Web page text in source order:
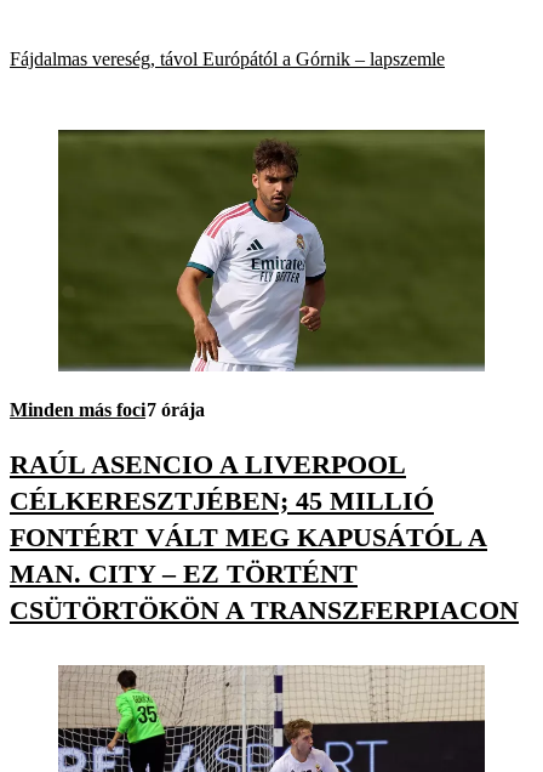
Fájdalmas vereség, távol Európától a Górnik – lapszemle
Minden más foci7 órája
RAÚL ASENCIO A LIVERPOOL
CÉLKERESZTJÉBEN; 45 MILLIÓ
FONTÉRT VÁLT MEG KAPUSÁTÓL A
MAN. CITY – EZ TÖRTÉNT
CSÜTÖRTÖKÖN A TRANSZFERPIACON